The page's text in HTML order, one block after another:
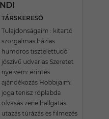
Tulajdonságaim : kitartó
szorgalmas házias
humoros tisztelettudó
jószívű udvarias Szeretet
nyelvem: érintés
ajándékozás Hobbijaim:
joga tenisz röplabda
olvasás zene hallgatás
utazás túrázás es filmezés